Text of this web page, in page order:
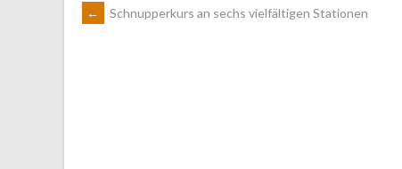
ARTIKEL-
← Schnupperkurs an sechs vielfältigen Stationen